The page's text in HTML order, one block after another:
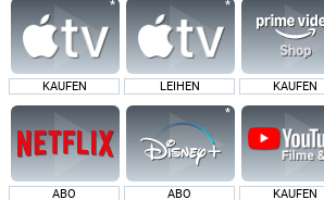
KAUFEN LEIHEN KAUFEN
ABO ABO KAUFEN